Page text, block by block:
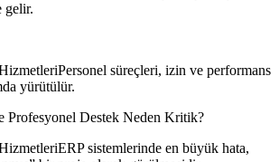
gelir.
süreçleri, izin ve performans
yürütülür.
Profesyonel Destek Neden Kritik?
sistemlerinde en büyük hata,